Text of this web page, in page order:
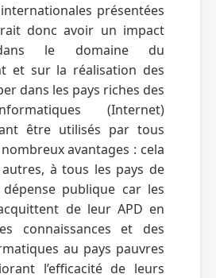
présentées
donc avoir un impact
le domaine du
et sur la réalisation des
dans les pays riches des
(Internet)
être utilisés par tous
avantages : cela
à tous les pays de
publique car les
de leur APD en
connaissances et des
au pays pauvres
l’efficacité de leurs